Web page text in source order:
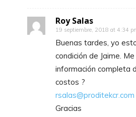
Roy Salas
19 septiembre, 2018 at 4:34
Buenas tardes, yo
condición de Jaime.
información completa
costos ?
rsalas@proditekcr.com
Gracias